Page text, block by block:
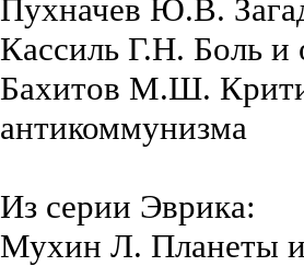
Пухначев Ю.В.
Кассиль Г.Н. Боль и
Бахитов М.Ш.
антикоммунизма
Из серии Эврика:
Мухин Л. Планеты